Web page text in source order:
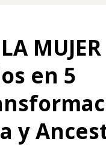
en 5
y